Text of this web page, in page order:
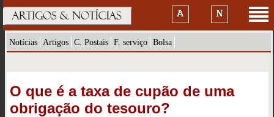
Notícias Artigos C. Postais F. serviço Bolsa
O que é a taxa de cupão de uma
obrigação do tesouro?